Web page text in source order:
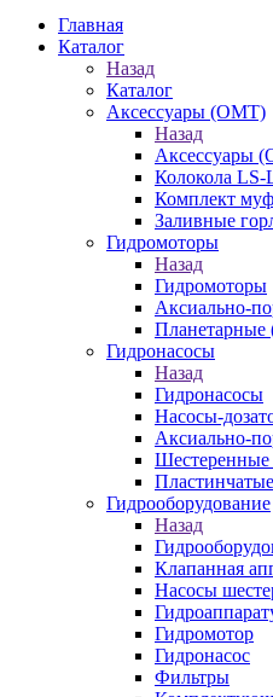
Главная
Каталог
Назад
Каталог
Аксессуары (OMT)
Назад
Аксессуары
Колокола LS-
Комплект
Заливные
Гидромоторы
Назад
Гидромоторы
Аксиально-
Планетарные
Гидронасосы
Назад
Гидронасосы
Насосы-
Аксиально-
Шестеренные
Гидрооборудование
Назад
Клапанная
Насосы
Гидромотор
Гидронасос
Фильтры